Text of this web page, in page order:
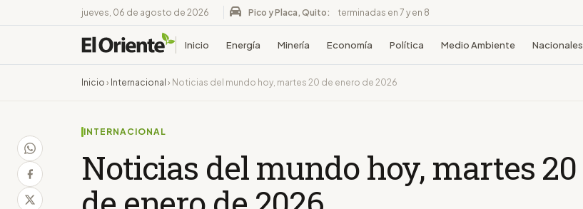
jueves, 06 de agosto de 2026 Pico y Placa, Quito: terminadas en 7 y en 8
Inicio Energía Minería Economía Política Medio Ambiente Nacionales
Inicio › Internacional › Noticias del mundo hoy, martes 20 de enero de 2026
INTERNACIONAL
Noticias del mundo hoy, martes 20